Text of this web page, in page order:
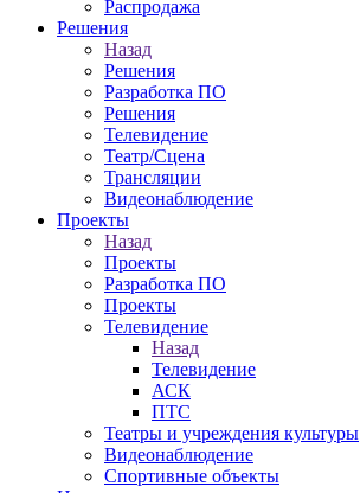
Распродажа
Решения
Назад
Решения
Разработка ПО
Решения
Телевидение
Театр/Сцена
Трансляции
Видеонаблюдение
Проекты
Назад
Проекты
Разработка ПО
Проекты
Телевидение
Назад
Телевидение
АСК
ПТС
Театры и учреждения культуры
Видеонаблюдение
Спортивные объекты